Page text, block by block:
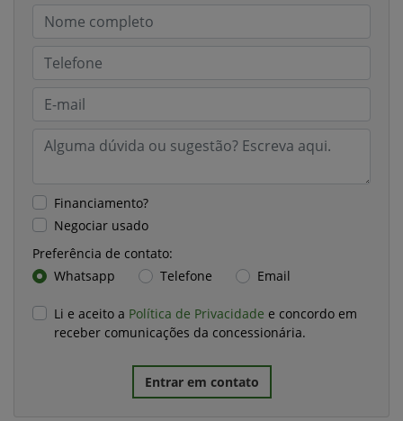
Financiamento?
Negociar usado
Preferência de contato:
Whatsapp
Telefone Email
Li e aceito a Política de Privacidade e concordo em
receber comunicações da concessionária.
Entrar em contato